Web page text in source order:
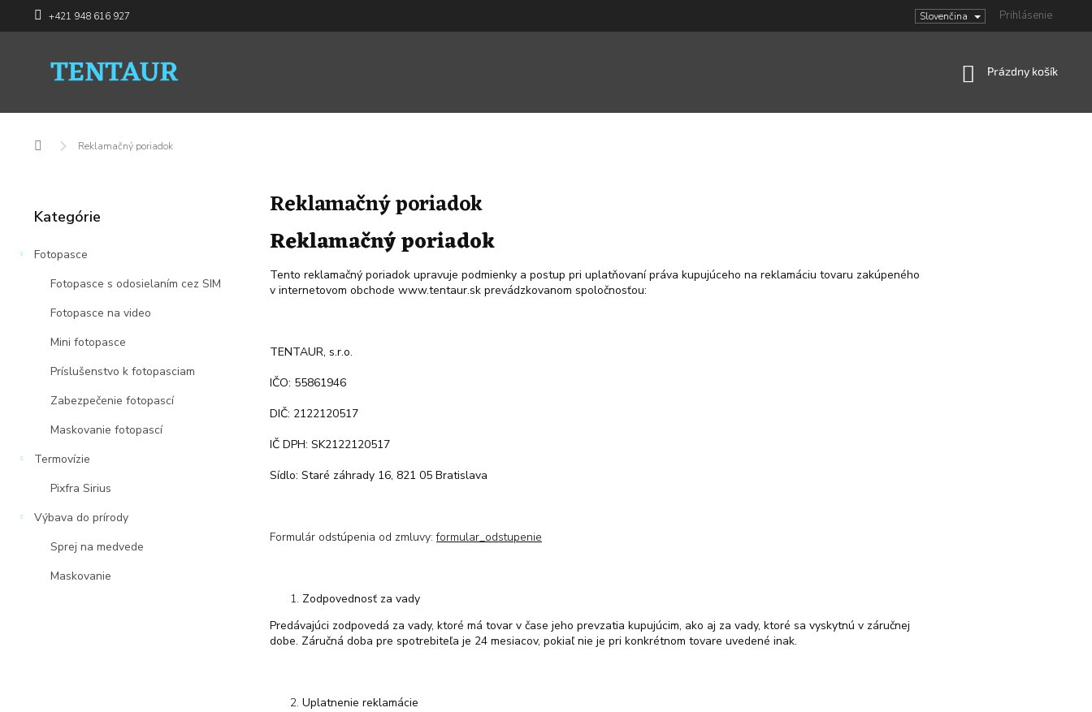
+421 948 616 927 Slovenčina Prihlásenie
Nákupný
Prázdny košík
DomovReklamačný poriadok
o
č
ý
kategórie
Kategórie
Fotopasce
Fotopasce s odosielaním cez SIM
Fotopasce na video
Mini fotopasce
Príslušenstvo k fotopasciam
Zabezpečenie fotopascí
Maskovanie fotopascí
Termovízie
Pixfra Sirius
Výbava do prírody
Sprej na medvede
Maskovanie
Reklamačný poriadok
Reklamačný poriadok
Tento reklamačný poriadok upravuje podmienky a postup pri uplatňovaní práva kupujúceho na reklamáciu tovaru zakúpeného
v internetovom obchode www.tentaur.sk prevádzkovanom spoločnosťou:
TENTAUR, s.r.o.
IČO: 55861946
DIČ: 2122120517
IČ DPH: SK2122120517
Sídlo: Staré záhrady 16, 821 05 Bratislava
Formulár odstúpenia od zmluvy:formular_odstupenie
Zodpovednosť za vady
Predávajúci zodpovedá za vady, ktoré má tovar v čase jeho prevzatia kupujúcim, ako aj za vady, ktoré sa vyskytnú v záručnej
dobe. Záručná doba pre spotrebiteľa je 24 mesiacov, pokiaľ nie je pri konkrétnom tovare uvedené inak.
Uplatnenie reklamácie